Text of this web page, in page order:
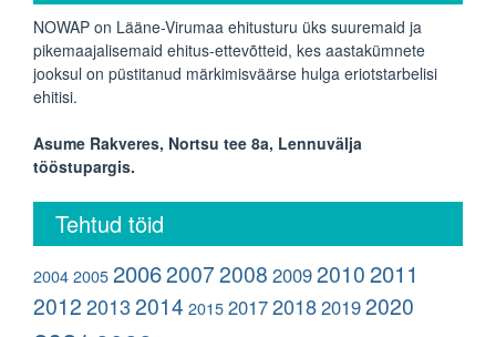
NOWAP on Lääne-Virumaa ehitusturu üks suuremaid ja
pikemaajalisemaid ehitus-ettevõtteid, kes aastakümnete
jooksul on püstitanud märkimisväärse hulga eriotstarbelisi
ehitisi.
Asume Rakveres, Nortsu tee 8a, Lennuvälja
tööstupargis.
Tehtud töid
20042005200620072008 200920102011
201220132014 20152017201820192020